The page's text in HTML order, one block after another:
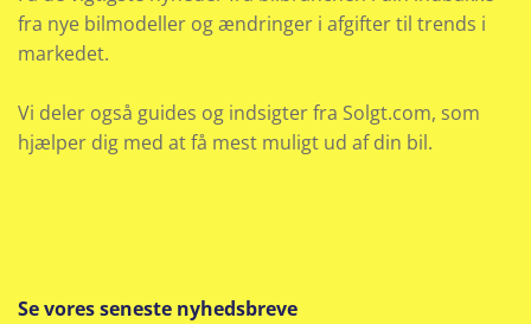
fra nye bilmodeller og ændringer i afgifter til trends i
markedet.
Vi deler også guides og indsigter fra Solgt.com, som
hjælper dig med at få mest muligt ud af din bil.
Se vores seneste nyhedsbreve